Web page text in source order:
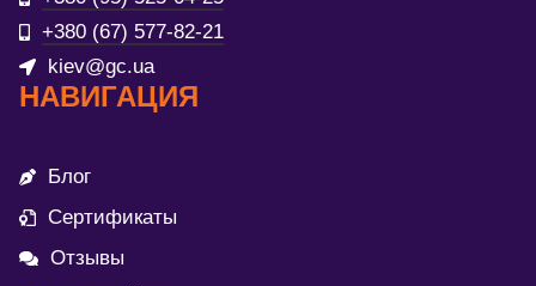
+380 (67) 577-82-21
kiev@gc.ua
НАВИГАЦИЯ
Блог
Сертификаты
Отзывы